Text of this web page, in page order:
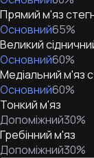
Прямий м'яз
Основний65%
Великий
Основний60%
Медіальний м'яз
Основний60%
Тонкий м'яз
Допоміжний30%
Гребінний м'яз
Допоміжний30%